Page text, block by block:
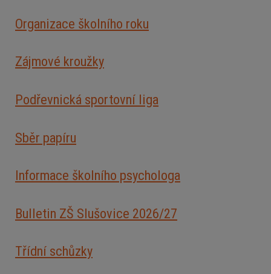
Organizace školního roku
Zájmové kroužky
Podřevnická sportovní liga
Sběr papíru
Informace školního psychologa
Bulletin ZŠ Slušovice 2026/27
Třídní schůzky